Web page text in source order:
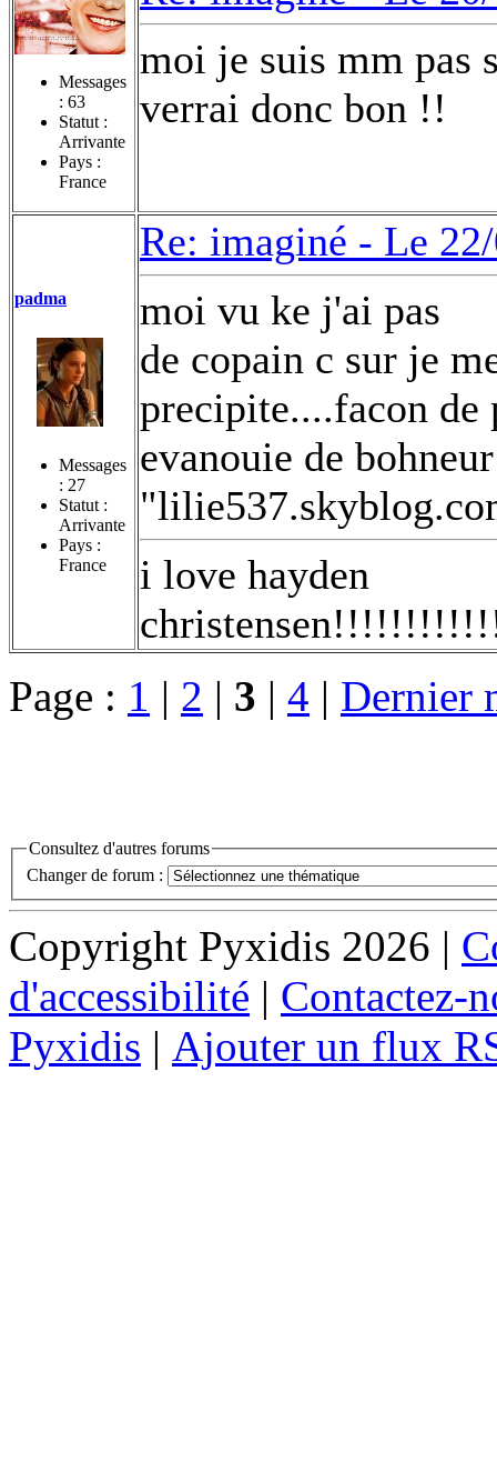
Messages
: 63
Statut :
Arrivante
Pays :
France
moi je suis mm pas
verrai donc bon !!
padma
Messages
: 27
Statut :
Arrivante
Pays :
France
Re: imaginé - Le
moi vu ke j'ai pas
de copain c sur je
precipite....facon de
evanouie de
i love hayden
Page : 1 | 2 | 3 | 4 | Dernier
Consultez d'autres forums
Changer de forum :
Copyright Pyxidis 2026 |
d'accessibilité | Contactez-
Pyxidis | Ajouter un flux